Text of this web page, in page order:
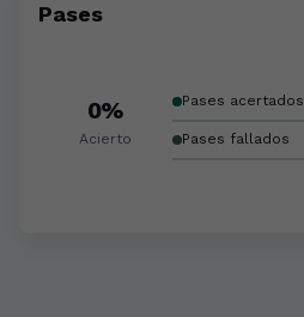
Pases
0%
Acierto
Pases acertados
Pases fallados